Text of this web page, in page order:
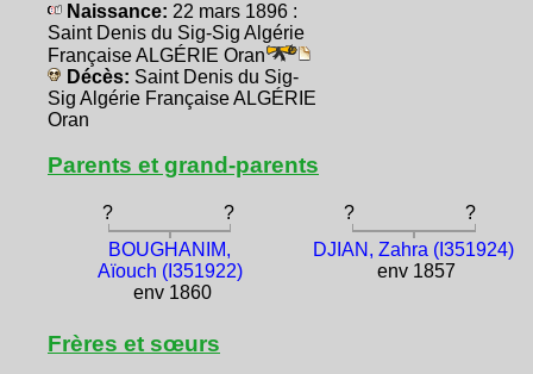
Naissance: 22 mars 1896 :
Saint Denis du Sig-Sig Algérie
Française ALGÉRIE Oran
Décès: Saint Denis du Sig-
Sig Algérie Française ALGÉRIE
Oran
Parents et grand-parents
? ? ?
?
BOUGHANIM,
Aïouch (I351922)
env 1860
DJIAN, Zahra (I351924)
env 1857
Frères et sœurs